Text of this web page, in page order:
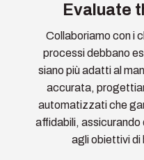
Evaluate
Collaboriamo con i
processi debbano
siano più adatti al
accurata,
automatizzati che
affidabili,
agli obiettivi di